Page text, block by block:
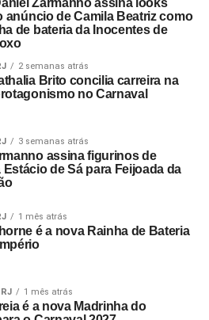
anúncio de Camila Beatriz como
de bateria da Inocentes de
2 semanas atrás
Brito concilia carreira na
no Carnaval
3 semanas atrás
assina figurinos de
Estácio de Sá para Feijoada da
1 mês atrás
é a nova Rainha de Bateria
1 mês atrás
é a nova Madrinha do